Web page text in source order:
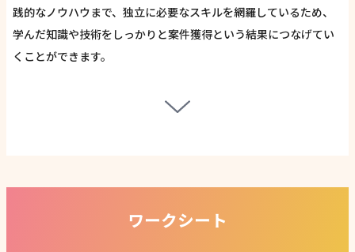
践的なノウハウまで、独立に必要なスキルを網羅しているため、
学んだ知識や技術をしっかりと案件獲得という結果につなげてい
くことができます。
ワークシート